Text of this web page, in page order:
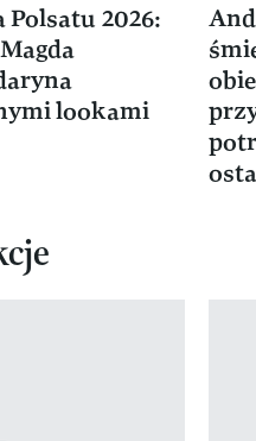
2026:
lookami